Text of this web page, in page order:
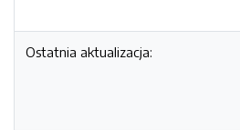
Ostatnia aktualizacja: